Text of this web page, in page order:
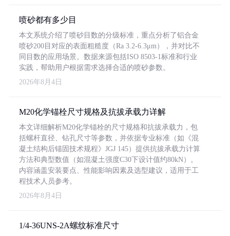
喷砂都有多少目
本文系统介绍了喷砂目数的分级标准，重点分析了铝合金
喷砂200目对应的表面粗糙度（Ra 3.2-6.3μm），并对比不
同目数的应用场景。数据来源包括ISO 8503-1标准和行业
实践，帮助用户根据需求选择合适的喷砂参数。
2026年8月4日
M20化学锚栓尺寸规格及抗拔承载力详解
本文详细解析M20化学锚栓的尺寸规格和抗拔承载力，包
括螺杆直径、钻孔尺寸等参数，并依据专业标准（如《混
凝土结构后锚固技术规程》JGJ 145）提供抗拔承载力计算
方法和典型数值（如混凝土强度C30下设计值约80kN）。
内容涵盖安装要点、性能影响因素及选型建议，适用于工
程技术人员参考。
2026年8月4日
1/4-36UNS-2A螺纹标准尺寸